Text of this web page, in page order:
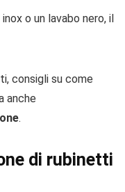
o un lavabo nero, il
consigli su come
anche
.
di rubinetti